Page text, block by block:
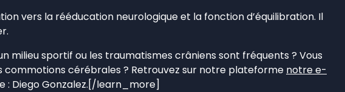
vers la rééducation neurologique et la fonction d’équilibration. Il
milieu sportif ou les traumatismes crâniens sont fréquents ? Vous
cérébrales ? Retrouvez sur notre plateforme notre e-
: Diego Gonzalez.[/learn_more]